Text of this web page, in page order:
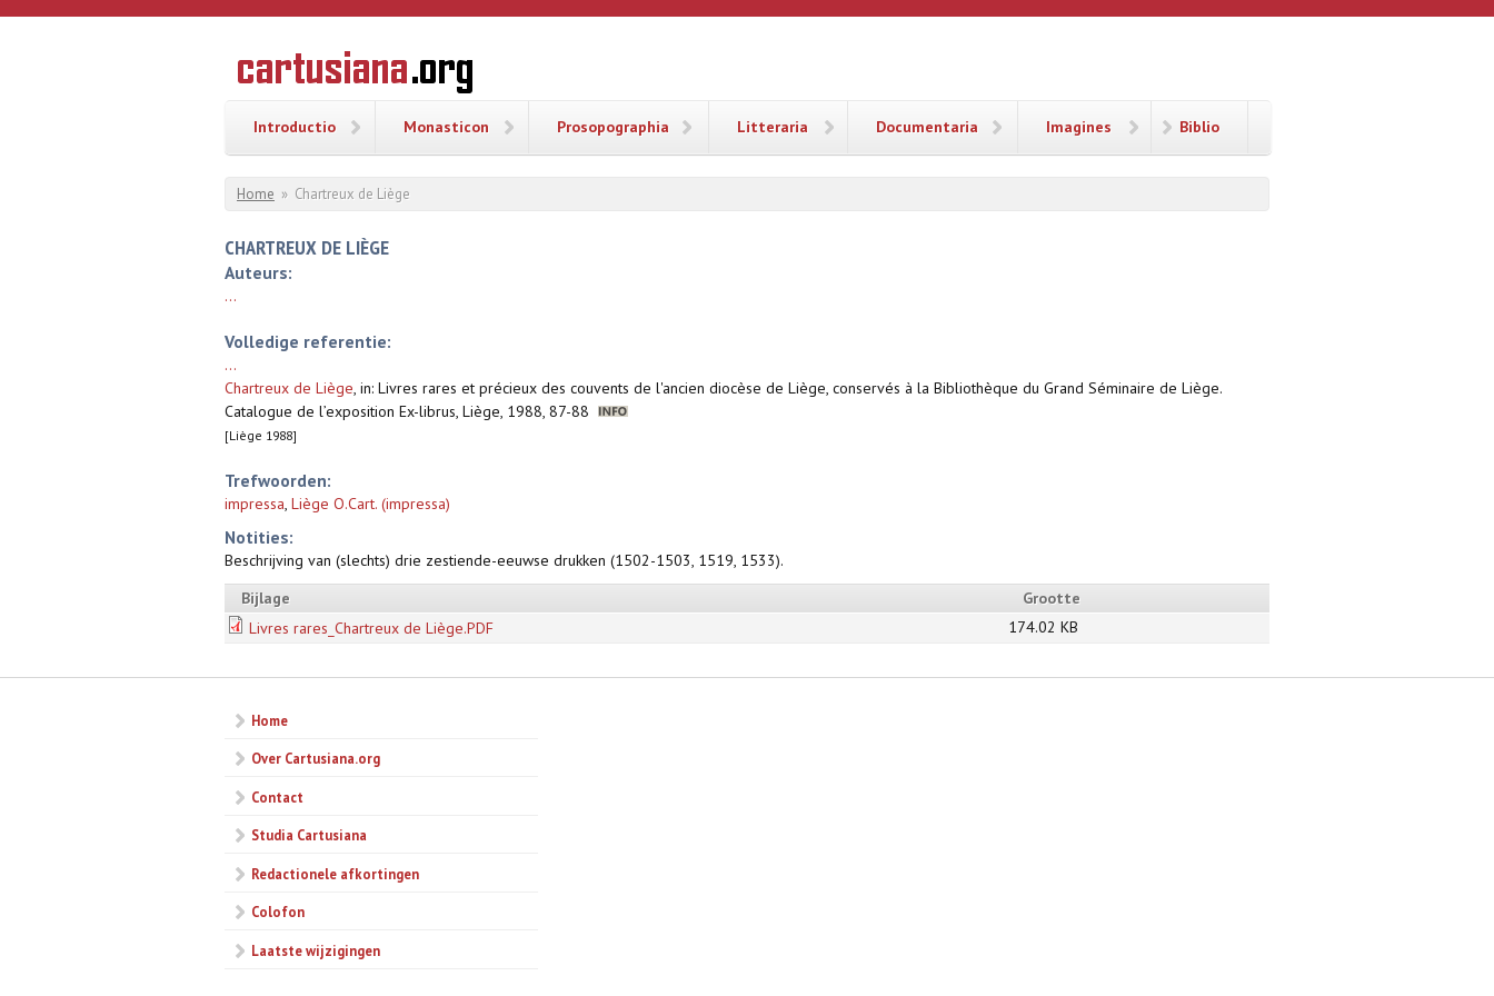
Overslaan en naar de inhoud gaan
CARTUSIANA
Geschiedenis
van de
Introductio Monasticon Prosopographia Litteraria Documentaria Imagines Biblio
U bent hier
Home » Chartreux de Liège
CHARTREUX DE LIÈGE
Auteurs:
...
Volledige referentie:
...
Chartreux de Liège, in: Livres rares et précieux des couvents de l'ancien diocèse de Liège, conservés à la Bibliothèque du Grand Séminaire de Liège.
Catalogue de l’exposition Ex-librus, Liège, 1988, 87-88
[Liège 1988]
Trefwoorden:
impressa, Liège O.Cart. (impressa)
Notities:
Beschrijving van (slechts) drie zestiende-eeuwse drukken (1502-1503, 1519, 1533).
Bijlage
Grootte
Livres rares_Chartreux de Liège.PDF
174.02 KB
Home
Over Cartusiana.org
Contact
Studia Cartusiana
Redactionele afkortingen
Colofon
Laatste wijzigingen